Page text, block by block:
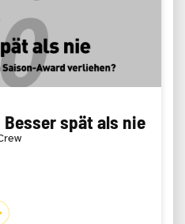
spät als nie